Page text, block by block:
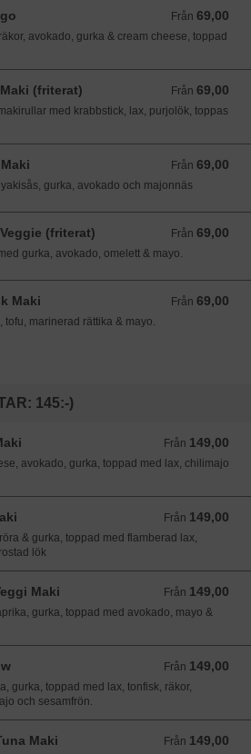
Från 69,00
Från 69,00 SEK
avokado, gurka & cream cheese, toppad
(friterat) Från 69,00
Från 69,00 SEK
med krabbstick, lax, purjolök, toppas
Från 69,00
Från 69,00 SEK
gurka, avokado och majonnäs
(friterat) Från 69,00
Från 69,00 SEK
gurka, avokado, omelett & mayo.
Maki Från 69,00
Från 69,00 SEK
tofu, marinerad rättika & mayo.
145:-)
Från 149,00
Från 149,00 SEK
avokado, gurka, toppad med lax, chilimajo
Från 149,00
Från 149,00 SEK
& gurka, toppad med flamberad lax,
lök
Maki Från 149,00
Från 149,00 SEK
gurka, toppad med avokado, mayo &
Från 149,00
Från 149,00 SEK
gurka, toppad med lax, tonfisk, räkor,
och sesamfrön.
Maki Från 149,00
Från 149,00 SEK